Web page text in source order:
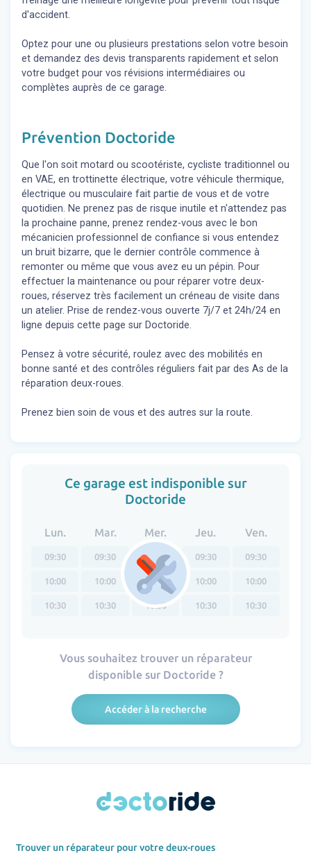
d'accident.
Optez pour une ou plusieurs prestations selon votre besoin
et demandez des devis transparents rapidement et selon
votre budget pour vos révisions intermédiaires ou
complètes auprès de ce garage.
Prévention Doctoride
Que l'on soit motard ou scootériste, cycliste traditionnel ou
en VAE, en trottinette électrique, votre véhicule thermique,
électrique ou musculaire fait partie de vous et de votre
quotidien. Ne prenez pas de risque inutile et n'attendez pas
la prochaine panne, prenez rendez-vous avec le bon
mécanicien professionnel de confiance si vous entendez
un bruit bizarre, que le dernier contrôle commence à
remonter ou même que vous avez eu un pépin. Pour
effectuer la maintenance ou pour réparer votre deux-
roues, réservez très facilement un créneau de visite dans
un atelier. Prise de rendez-vous ouverte 7j/7 et 24h/24 en
ligne depuis cette page sur Doctoride.
Pensez à votre sécurité, roulez avec des mobilités en
bonne santé et des contrôles réguliers fait par des As de la
réparation deux-roues.
Prenez bien soin de vous et des autres sur la route.
Ce garage est indisponible sur
Doctoride
Lun.
09:30
10:00
10:30
Mar.
09:30
10:00
10:30
Mer.
09:30
10:00
10:30
Jeu.
09:30
10:00
10:30
Ven.
09:30
10:00
10:30
Vous souhaitez trouver un réparateur
disponible sur Doctoride ?
Accéder à la recherche
Trouver un réparateur pour votre deux-roues